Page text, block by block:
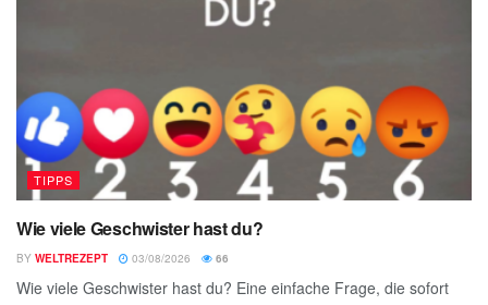
TIPPS
Wie viele Geschwister hast du?
BY WELTREZEPT 03/08/2026 66
Wie viele Geschwister hast du? Eine einfache Frage, die sofort